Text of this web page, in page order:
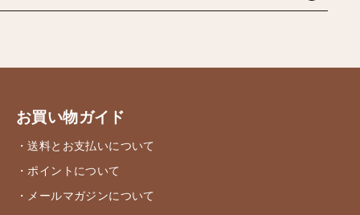
お買い物ガイド
・送料とお支払いについて
・ポイントについて
・メールマガジンについて